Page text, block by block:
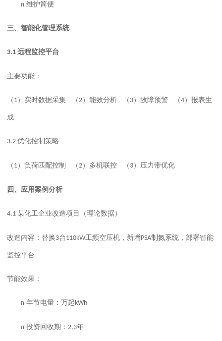
n 维护简便
三、 智能化管理系统
3.1 远程监控平台
主要功能：
（ 1）实时数据采集 （2）能效分析 （ 3）故障预警 （4）报表生
成
3.2 优化控制策略
（ 1）负荷匹配控制 （2）多机联控 （ 3）压力带优化
四、 应用案例分析
4.1 某化工企业改造项目 （理论数据）
改造内容：替换3台110kW工频空压机 ， 新增PSA制氮系统 ， 部署智能
监控平台
节能效果：
n 年节电量：万起kWh
n 投资回收期： 2.3年